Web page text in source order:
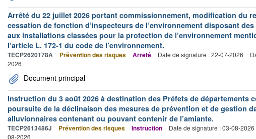
Arrêté du 22 juillet 2026 portant commissionnement, modification du
cessation de fonction d’inspecteurs de l’environnement disposant
aux installations classées pour la protection de l’environnement
l’article L. 172-1 du code de l’environnement.
TECP2620178A Prévention des risques Arrêté Date de signature : 22-07-2026
2026
Document principal
Instruction du 3 août 2026 à destination des Préfets de départements
poursuite de la déclinaison des mesures de prévention et de gestion
alluvionnaires contenant ou pouvant contenir de l’amiante.
TECP2613486J Prévention des risques Instruction Date de signature : 03-08-2026
08-2026